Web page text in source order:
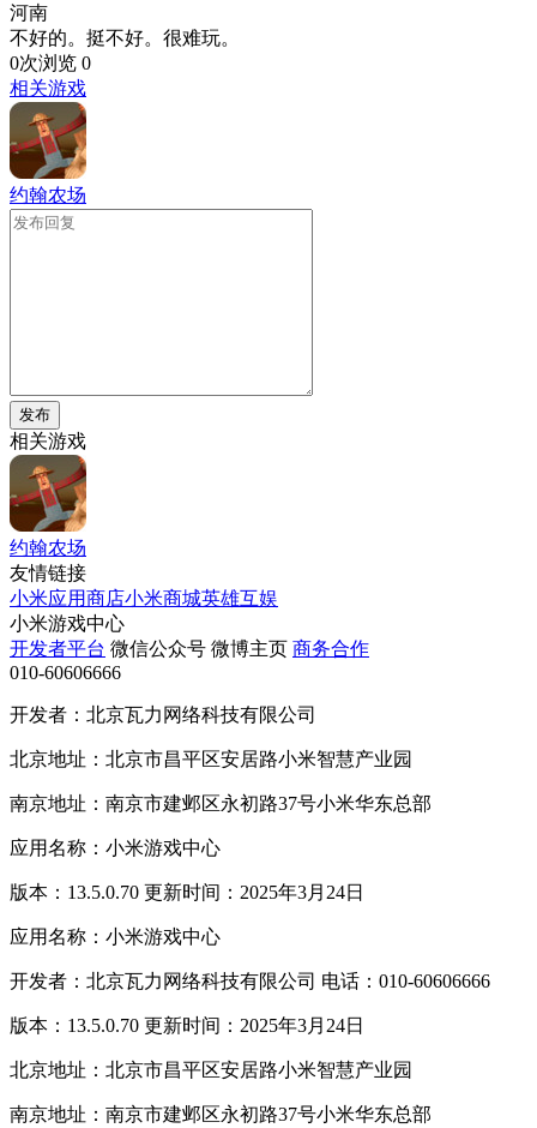
河南
不好的。挺不好。很难玩。
0次浏览 0
相关游戏
约翰农场
发布
相关游戏
约翰农场
友情链接
小米应用商店小米商城英雄互娱
小米游戏中心
开发者平台 微信公众号 微博主页 商务合作
010-60606666
开发者：北京瓦力网络科技有限公司
北京地址：北京市昌平区安居路小米智慧产业园
南京地址：南京市建邺区永初路37号小米华东总部
应用名称：小米游戏中心
版本：13.5.0.70 更新时间：2025年3月24日
应用名称：小米游戏中心
开发者：北京瓦力网络科技有限公司 电话：010-60606666
版本：13.5.0.70 更新时间：2025年3月24日
北京地址：北京市昌平区安居路小米智慧产业园
南京地址：南京市建邺区永初路37号小米华东总部